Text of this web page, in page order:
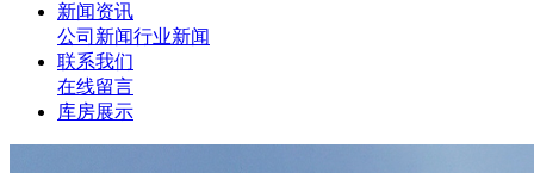
新闻资讯
公司新闻行业新闻
联系我们
在线留言
库房展示